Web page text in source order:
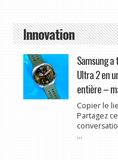
Innovation
Samsung
Ultra 2 en
entière –
Copier le
Partagez
...